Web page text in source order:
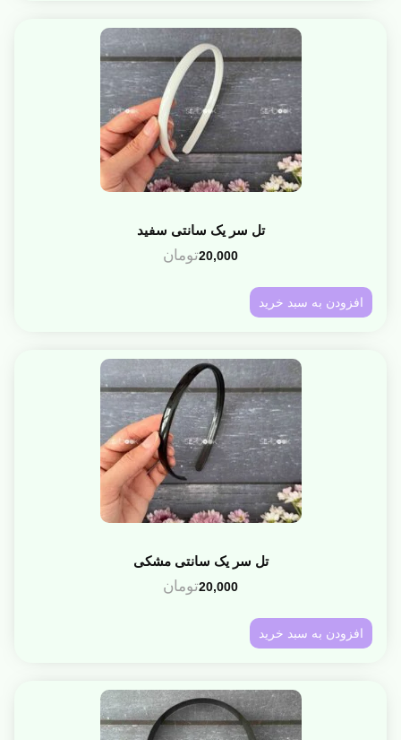
تل سر یک سانتی سفید
20,000تومان
افزودن به سبد خرید
تل سر یک سانتی مشکی
20,000تومان
افزودن به سبد خرید